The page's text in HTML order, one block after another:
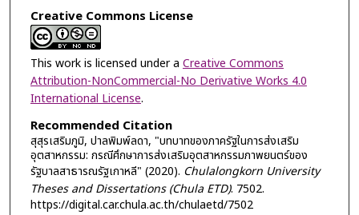
Creative Commons License
This work is licensed under a Creative Commons
Attribution-NonCommercial-No Derivative Works 4.0
International License.
Recommended Citation
สุสุรเสริมภูมิ, ปาลพิมพ์ลดา, "บทบาทของภาครัฐในการส่งเสริม
อุตสาหกรรม: กรณีศึกษาการส่งเสริมอุตสาหกรรมภาพยนตร์ของ
รัฐบาลสาธารณรัฐเกาหลี" (2020). Chulalongkorn University
Theses and Dissertations (Chula ETD). 7502.
https://digital.car.chula.ac.th/chulaetd/7502